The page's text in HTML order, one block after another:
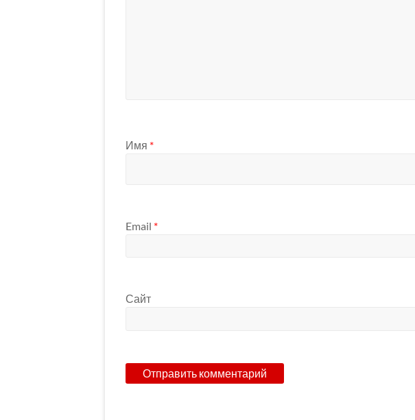
Имя *
Email *
Сайт